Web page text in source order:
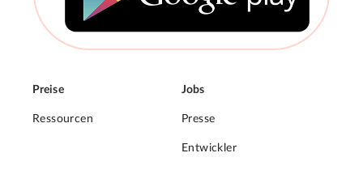
Preise
Ressourcen
Jobs
Presse
Entwickler